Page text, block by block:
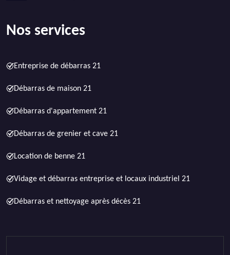
Nos services
Entreprise de débarras 21
Débarras de maison 21
Débarras d'appartement 21
Débarras de grenier et cave 21
Location de benne 21
Vidage et débarras entreprise et locaux industriel 21
Débarras et nettoyage après décès 21